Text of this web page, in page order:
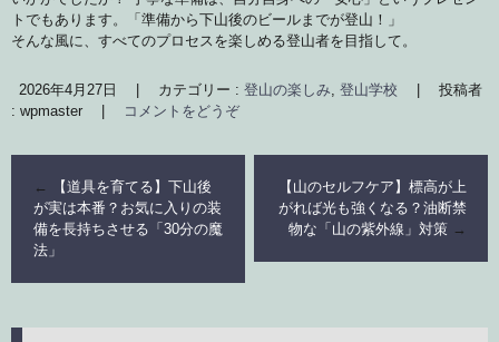
トでもあります。「準備から下山後のビールまでが登山！」
そんな風に、すべてのプロセスを楽しめる登山者を目指して。
2026年4月27日 | カテゴリー : 登山の楽しみ, 登山学校 |
投稿者
: wpmaster
| コメントをどうぞ
←
【道具を育てる】下山後
が実は本番？お気に入りの装
備を長持ちさせる「30分の魔
法」
【山のセルフケア】標高が上
がれば光も強くなる？油断禁
物な「山の紫外線」対策 →